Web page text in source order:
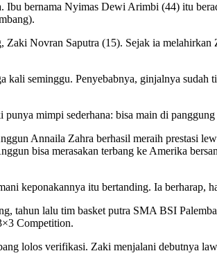
Ibu bernama Nyimas Dewi Arimbi (44) itu
Novran Saputra (15). Sejak ia
seminggu. Penyebabnya, ginjalnya
mimpi sederhana: bisa main di
Annaila Zahra berhasil meraih prestasi
bisa merasakan terbang ke Amerika
keponakannya itu bertanding. Ia berharap,
tahun lalu tim basket putra SMA BSI
Competition.
lolos verifikasi. Zaki menjalani debutnya